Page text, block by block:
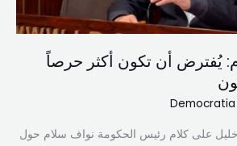
يُفترض أن تكون أكثر حرصاً
Democratia
على كلام رئيس الحكومة نواف سلام حول